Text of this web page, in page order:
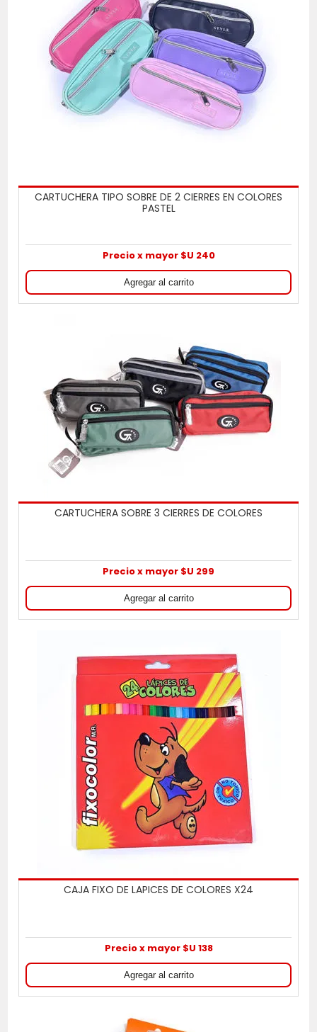
CARTUCHERA TIPO SOBRE DE 2 CIERRES EN COLORES
PASTEL
Precio x mayor $U 240
CARTUCHERA SOBRE 3 CIERRES DE COLORES
Precio x mayor $U 299
CAJA FIXO DE LAPICES DE COLORES X24
Precio x mayor $U 138